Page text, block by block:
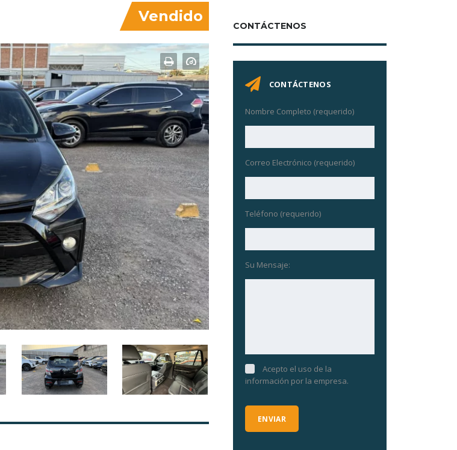
Vendido
CONTÁCTENOS
CONTÁCTENOS
Nombre Completo (requerido)
Correo Electrónico (requerido)
Teléfono (requerido)
Su Mensaje:
Acepto el uso de la
información por la empresa.